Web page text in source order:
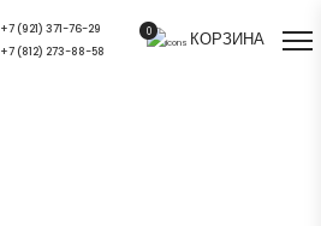
+7 (921) 371-76-29
+7 (812) 273-88-58
0 КОРЗИНА